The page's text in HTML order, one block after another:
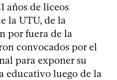
años de liceos
la UTU, de la
por fuera de la
convocados por el
para exponer su
educativo luego de la